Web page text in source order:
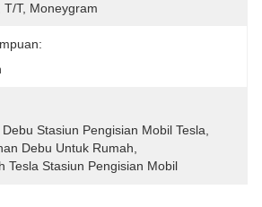
T, Moneygram
Stasiun Pengisian Mobil Tesla
Debu Untuk Rumah
Tesla Stasiun Pengisian Mobil